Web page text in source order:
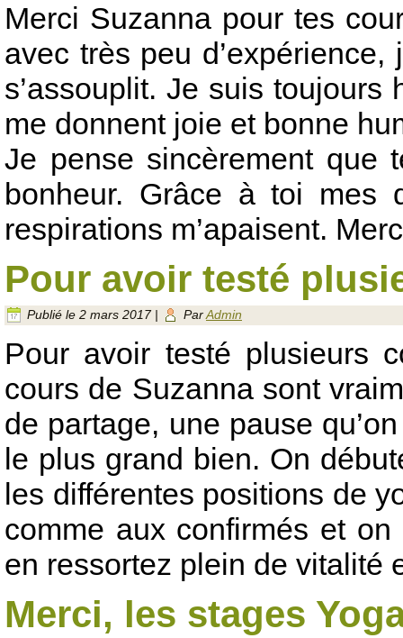
Merci Suzanna pour tes
avec très peu
s’assouplit. Je suis
me donnent joie et bonne
Je pense sincèrement que
bonheur. Grâce à toi mes
respirations m’apaisent.
Pour avoir testé
Publié le 2 mars 2017| ParAdmin
Pour avoir testé plusieurs
cours de Suzanna sont
de partage, une pause
le plus grand bien. On
les différentes positions de
comme aux confirmés et
en ressortez plein de vitalité
Merci, les stages